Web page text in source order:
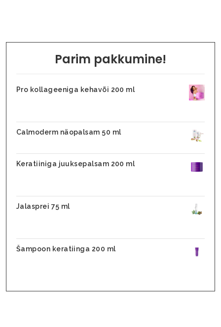
Parim pakkumine!
Pro kollageeniga kehavõi 200 ml
Calmoderm näopalsam 50 ml
Keratiiniga juuksepalsam 200 ml
Jalasprei 75 ml
Šampoon keratiinga 200 ml